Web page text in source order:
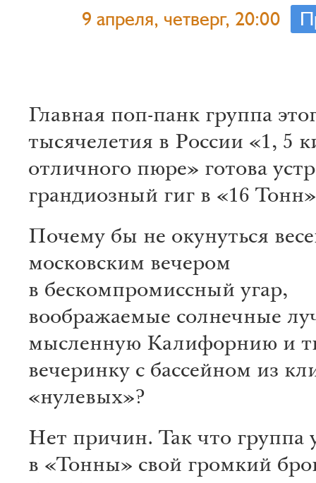
9 апреля, четверг, 20:00
Главная поп-панк группа
тысячелетия в России «1, 5
отличного пюре» готова
грандиозный гиг в «16
Почему бы не окунуться
московским вечером
в бескомпромиссный угар,
воображаемые солнечные
мысленную Калифорнию и
вечеринку с бассейном из
«нулевых»?
Нет причин. Так что группа
в «Тонны» свой громкий